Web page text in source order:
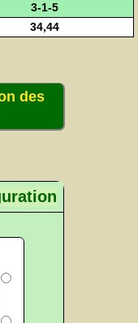
3-1-5
34,44
des